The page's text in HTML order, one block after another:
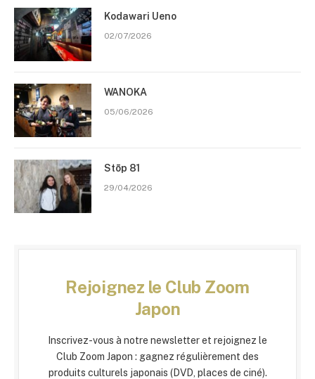
Kodawari Ueno
02/07/2026
WANOKA
05/06/2026
Stōp 81
29/04/2026
Rejoignez le Club Zoom
Japon
Inscrivez-vous à notre newsletter et rejoignez le
Club Zoom Japon : gagnez régulièrement des
produits culturels japonais (DVD, places de ciné).